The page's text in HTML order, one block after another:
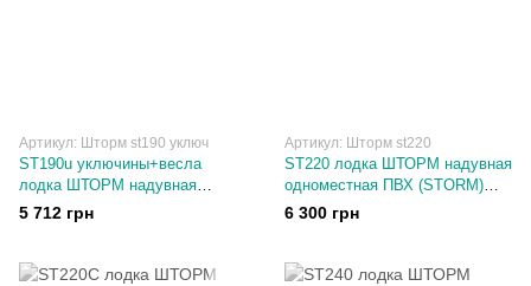
Артикул: Шторм st190 уключ
ST190u уключины+весла
лодка ШТОРМ надувная
одноместная ПВХ (STORM)
серия СТ
5 712 грн
Артикул: Шторм st220
ST220 лодка ШТОРМ надувная
одноместная ПВХ (STORM)
серия СТ
6 300 грн